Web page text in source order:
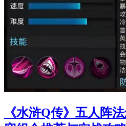
《水浒Q传》五人阵